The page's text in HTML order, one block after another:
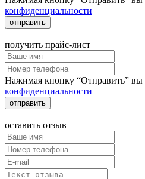
конфиденциальности
отправить
получить прайс-лист
Нажимая кнопку “Отправить” вы
конфиденциальности
отправить
оставить отзыв